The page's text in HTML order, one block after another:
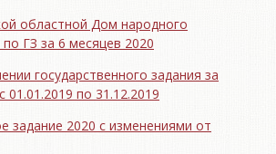
областной Дом народного
ГЗ за 6 месяцев 2020
государственного задания за
01.01.2019 по 31.12.2019
задание 2020 с изменениями от